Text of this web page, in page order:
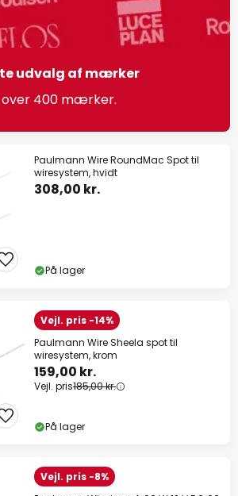
udvalg af mærker
400 mærker.
Paulmann Wire RoundMac Spot til
wiresystem, hvidt
308,00 kr.
På lager
Vejl. pris -14%
Paulmann Wire Sheela spot til
wiresystem, krom
159,00 kr.
Vejl. pris185,00 kr.
På lager
Vejl. pris -8%